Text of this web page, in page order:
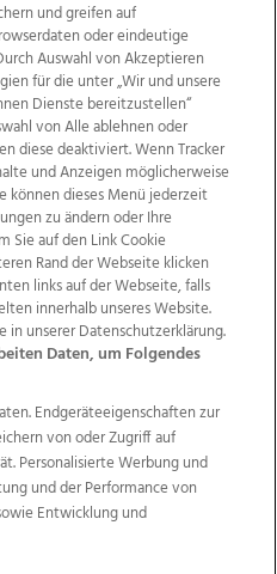
Kontakt
Jobs
AGB Anzeigekunden
Politische Werbung
Wimmer
OÖNow
Ischler Woche
OÖN Immobilien
Promenaden Galerien
und greifen auf
oder eindeutige
Auswahl von Akzeptieren
für die unter „Wir und unsere
Dienste bereitzustellen“
von Alle ablehnen oder
diese deaktiviert. Wenn Tracker
und Anzeigen möglicherweise
können dieses Menü jederzeit
zu ändern oder Ihre
Sie auf den Link Cookie
Rand der Webseite klicken
links auf der Webseite, falls
innerhalb unseres Website.
unserer Datenschutzerklärung.
Daten, um Folgendes
Endgeräteeigenschaften zur
von oder Zugriff auf
Personalisierte Werbung und
und der Performance von
Entwicklung und